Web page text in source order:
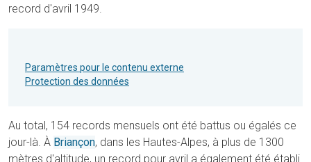
record d'avril 1949.
Paramètres pour le contenu externe
Protection des données
Au total, 154 records mensuels ont été battus ou égalés ce
jour-là. À Briançon, dans les Hautes-Alpes, à plus de 1300
mètres d'altitude, un record pour avril a également été établi